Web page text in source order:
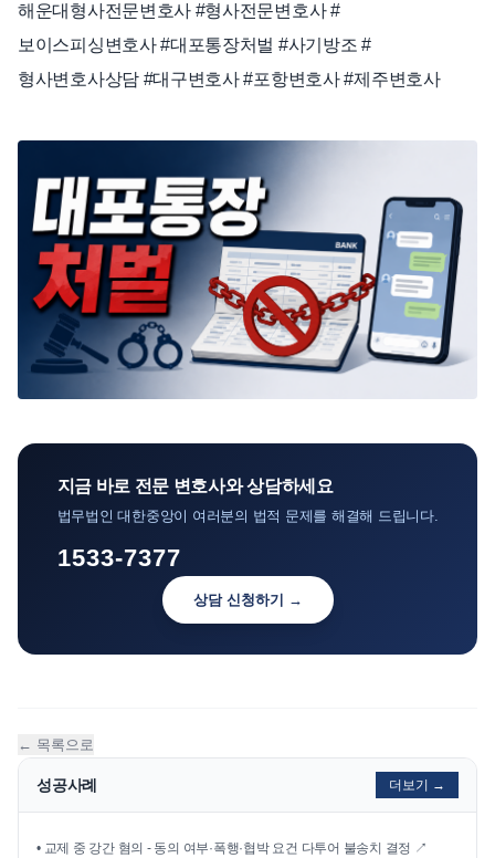
해운대형사전문변호사 #형사전문변호사 #
보이스피싱변호사 #대포통장처벌 #사기방조 #
형사변호사상담 #대구변호사 #포항변호사 #제주변호사
지금 바로 전문 변호사와 상담하세요
법무법인 대한중앙이 여러분의 법적 문제를 해결해 드립니다.
1533-7377
상담 신청하기 →
← 목록으로
성공사례 더보기 →
• 교제 중 강간 혐의 - 동의 여부·폭행·협박 요건 다투어 불송치 결정 ↗